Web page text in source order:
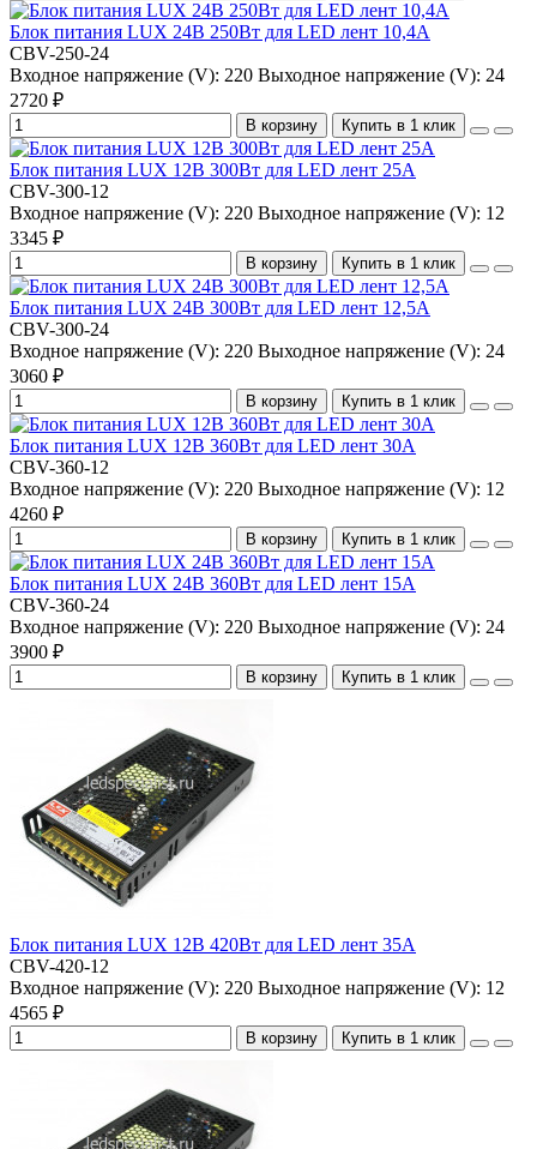
Блок питания LUX 24В 250Вт для LED лент 10,4А
CBV-250-24
Входное напряжение (V): 220 Выходное напряжение (V): 24
2720 ₽
В корзину Купить в 1 клик
Блок питания LUX 12В 300Вт для LED лент 25А
CBV-300-12
Входное напряжение (V): 220 Выходное напряжение (V): 12
3345 ₽
В корзину Купить в 1 клик
Блок питания LUX 24В 300Вт для LED лент 12,5А
CBV-300-24
Входное напряжение (V): 220 Выходное напряжение (V): 24
3060 ₽
В корзину Купить в 1 клик
Блок питания LUX 12В 360Вт для LED лент 30А
CBV-360-12
Входное напряжение (V): 220 Выходное напряжение (V): 12
4260 ₽
В корзину Купить в 1 клик
Блок питания LUX 24В 360Вт для LED лент 15А
CBV-360-24
Входное напряжение (V): 220 Выходное напряжение (V): 24
3900 ₽
В корзину Купить в 1 клик
Блок питания LUX 12В 420Вт для LED лент 35А
CBV-420-12
Входное напряжение (V): 220 Выходное напряжение (V): 12
4565 ₽
В корзину Купить в 1 клик